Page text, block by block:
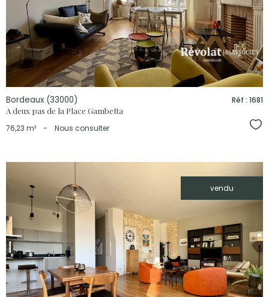
bien
Bordeaux (33000)
A deux pas de la Place Gambetta
Réf : 1681
76,23 m² - Nous consulter
vendu
voir le
bien